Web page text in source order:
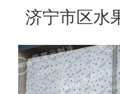
济宁市区水